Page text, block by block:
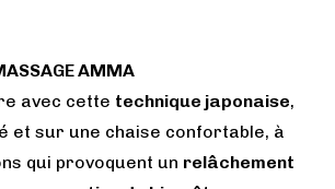
AMMA
avec cette technique japonaise,
et sur une chaise confortable, à
qui provoquent un relâchement